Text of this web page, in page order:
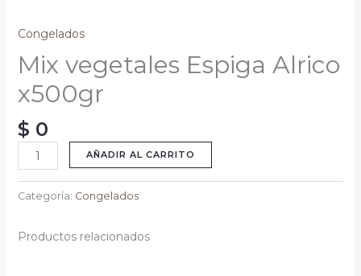
Congelados
Mix vegetales Espiga Alrico
x500gr
$ 0
AÑADIR AL CARRITO
Categoría: Congelados
Productos relacionados